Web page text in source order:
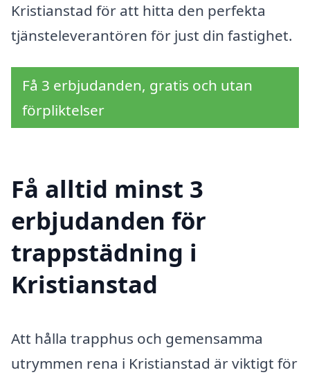
Kristianstad för att hitta den perfekta
tjänsteleverantören för just din fastighet.
Få 3 erbjudanden, gratis och utan
förpliktelser
Få alltid minst 3
erbjudanden för
trappstädning i
Kristianstad
Att hålla trapphus och gemensamma
utrymmen rena i Kristianstad är viktigt för